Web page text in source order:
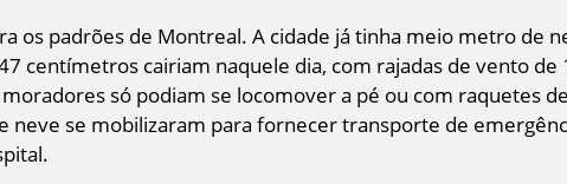
os padrões de Montreal. A cidade já tinha meio metro de
centímetros cairiam naquele dia, com rajadas de vento
só podiam se locomover a pé ou com raquetes
se mobilizaram para fornecer transporte de